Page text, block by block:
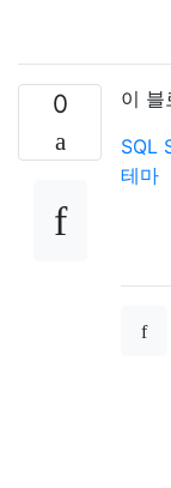
0
이 블
SQL
테마